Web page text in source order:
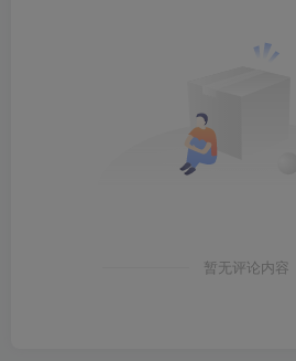
暂无评论内容